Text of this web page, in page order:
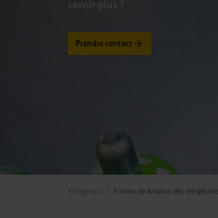
savoir plus ?
Prendre contact
Réfrigérants Formes de livraison des